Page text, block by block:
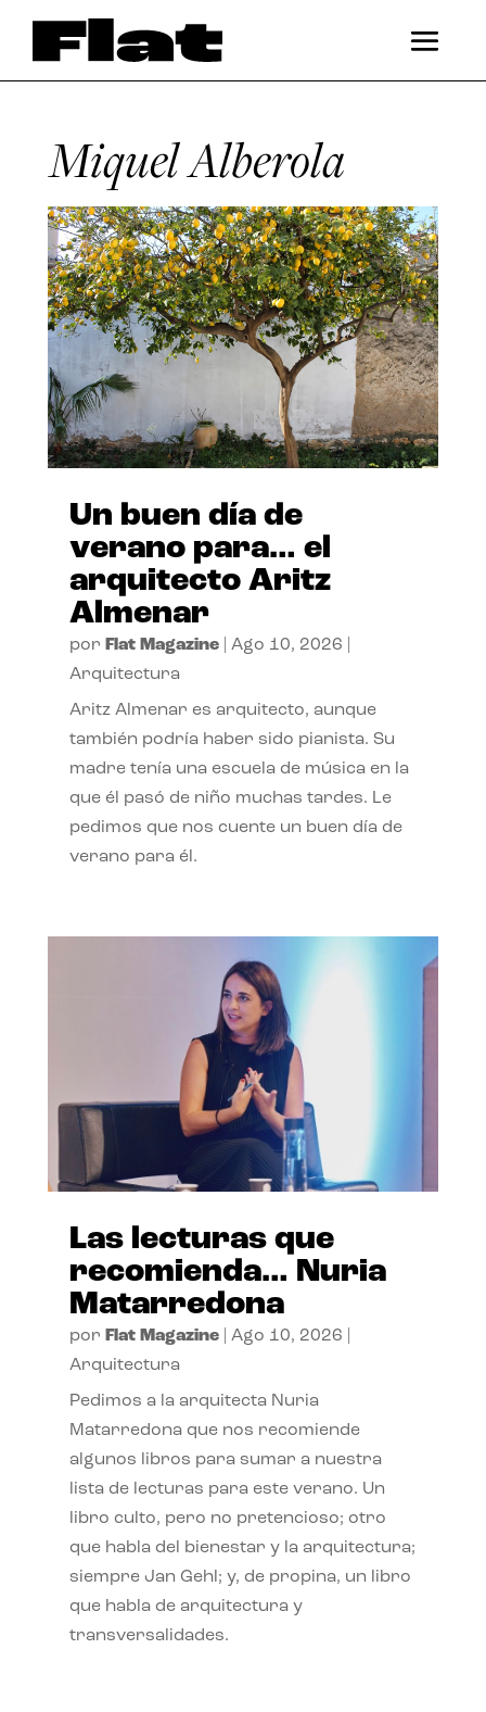
Miquel Alberola
Un buen día de
verano para… el
arquitecto Aritz
Almenar
por Flat Magazine| Ago 10, 2026
Arquitectura
Aritz Almenar es arquitecto, aunque
también podría haber sido pianista. Su
madre tenía una escuela de música en la
que él pasó de niño muchas tardes. Le
pedimos que nos cuente un buen día de
verano para él.
Las lecturas que
recomienda… Nuria
Matarredona
por Flat Magazine| Ago 10, 2026
Arquitectura
Pedimos a la arquitecta Nuria
Matarredona que nos recomiende
algunos libros para sumar a nuestra
lista de lecturas para este verano. Un
libro culto, pero no pretencioso; otro
que habla del bienestar y la arquitectura;
siempre Jan Gehl; y, de propina, un libro
que habla de arquitectura y
transversalidades.